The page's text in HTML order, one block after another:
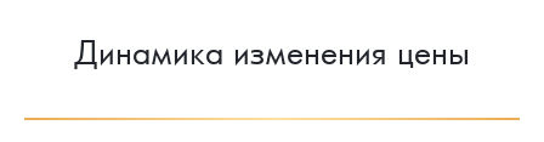
Динамика изменения цены